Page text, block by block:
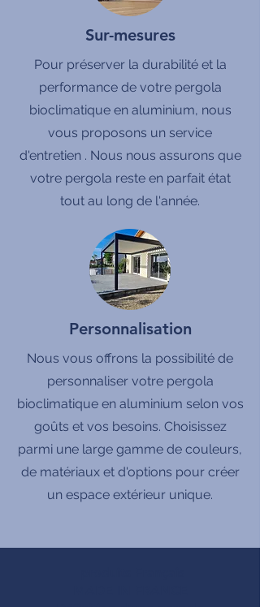
Sur-mesures
Pour préserver la durabilité et la
performance de votre pergola
bioclimatique en aluminium, nous
vous proposons un service
d'entretien . Nous nous assurons que
votre pergola reste en parfait état
tout au long de l'année.
Personnalisation
Nous vous offrons la possibilité de
personnaliser votre pergola
bioclimatique en aluminium selon vos
goûts et vos besoins. Choisissez
parmi une large gamme de couleurs,
de matériaux et d'options pour créer
un espace extérieur unique.